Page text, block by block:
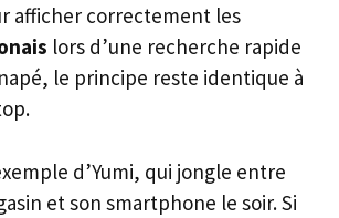
afficher correctement les
lors d’une recherche rapide
le principe reste identique à
d’Yumi, qui jongle entre
et son smartphone le soir. Si